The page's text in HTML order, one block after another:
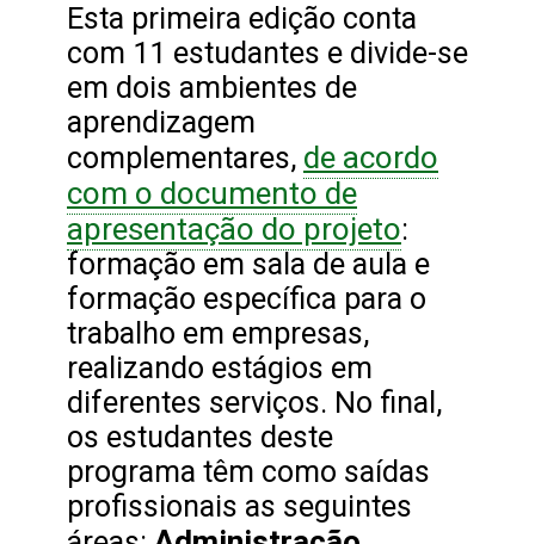
Esta primeira edição conta
com 11 estudantes e divide-se
em dois ambientes de
aprendizagem
complementares, de acordo
com o documento de
apresentação do projeto:
formação em sala de aula e
formação específica para o
trabalho em empresas,
realizando estágios em
diferentes serviços. No final,
os estudantes deste
programa têm como saídas
profissionais as seguintes